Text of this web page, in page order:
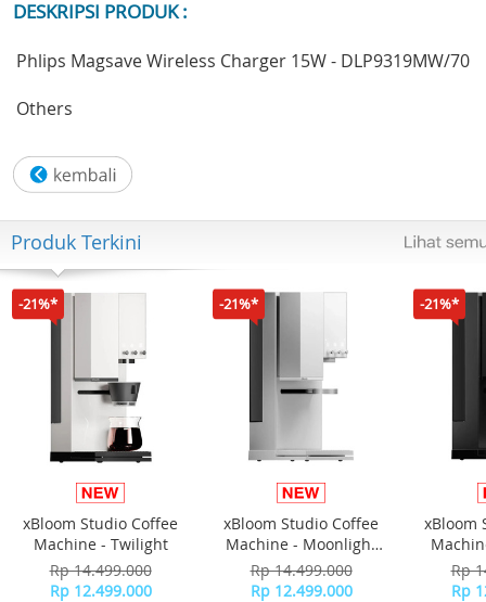
DESKRIPSI PRODUK :
Phlips Magsave Wireless Charger 15W - DLP9319MW/70
Others
Produk Terkini
-21%*
xBloom Studio Coffee
Machine - Twilight
Rp 14.499.000
Rp 12.499.000
-21%*
xBloom Studio Coffee
Machine - Moonlight
White
Rp 14.499.000
Rp 12.499.000
-21%*
xBloom
Rp
Rp